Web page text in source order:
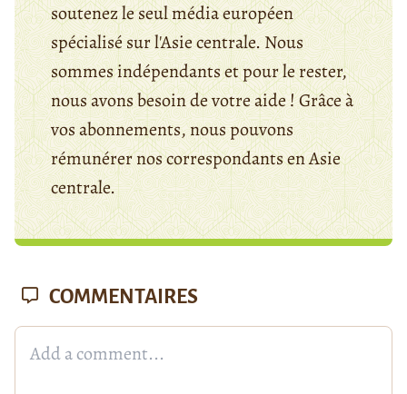
soutenez le seul média européen
spécialisé sur l'Asie centrale. Nous
sommes indépendants et pour le rester,
nous avons besoin de votre aide ! Grâce à
vos abonnements, nous pouvons
rémunérer nos correspondants en Asie
centrale.
COMMENTAIRES